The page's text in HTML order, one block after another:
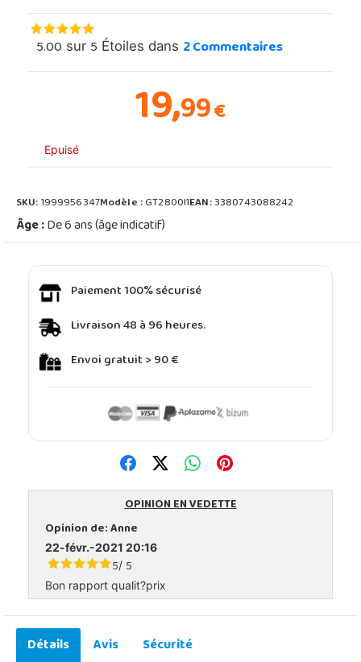
5.00 sur 5 Étoiles dans 2Commentaires
19,99€
Epuisé
SKU:1999956347Modèle :GT2800I1EAN:3380743088242
Âge :De 6 ans (âge indicatif)
Paiement 100% sécurisé
Livraison 48 à 96 heures.
Envoi gratuit > 90 €
OPINION EN VEDETTE
Opinion de:Anne
22-févr.-2021 20:16
5/ 5
Bon rapport qualit?prix
Détails Avis
Sécurité